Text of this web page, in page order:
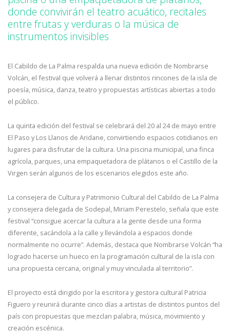
donde convivirán el teatro acuático, recitales
entre frutas y verduras o la música de
instrumentos invisibles
El Cabildo de La Palma respalda una nueva edición de Nombrarse
Volcán, el festival que volverá a llenar distintos rincones de la isla de
poesía, música, danza, teatro y propuestas artísticas abiertas a todo
el público.
La quinta edición del festival se celebrará del 20 al 24 de mayo entre
El Paso y Los Llanos de Aridane, convirtiendo espacios cotidianos en
lugares para disfrutar de la cultura. Una piscina municipal, una finca
agrícola, parques, una empaquetadora de plátanos o el Castillo de la
Virgen serán algunos de los escenarios elegidos este año.
La consejera de Cultura y Patrimonio Cultural del Cabildo de La Palma
y consejera delegada de Sodepal, Miriam Perestelo, señala que este
festival “consigue acercar la cultura a la gente desde una forma
diferente, sacándola a la calle y llevándola a espacios donde
normalmente no ocurre”. Además, destaca que Nombrarse Volcán “ha
logrado hacerse un hueco en la programación cultural de la isla con
una propuesta cercana, original y muy vinculada al territorio”.
El proyecto está dirigido por la escritora y gestora cultural Patricia
Figuero y reunirá durante cinco días a artistas de distintos puntos del
país con propuestas que mezclan palabra, música, movimiento y
creación escénica.